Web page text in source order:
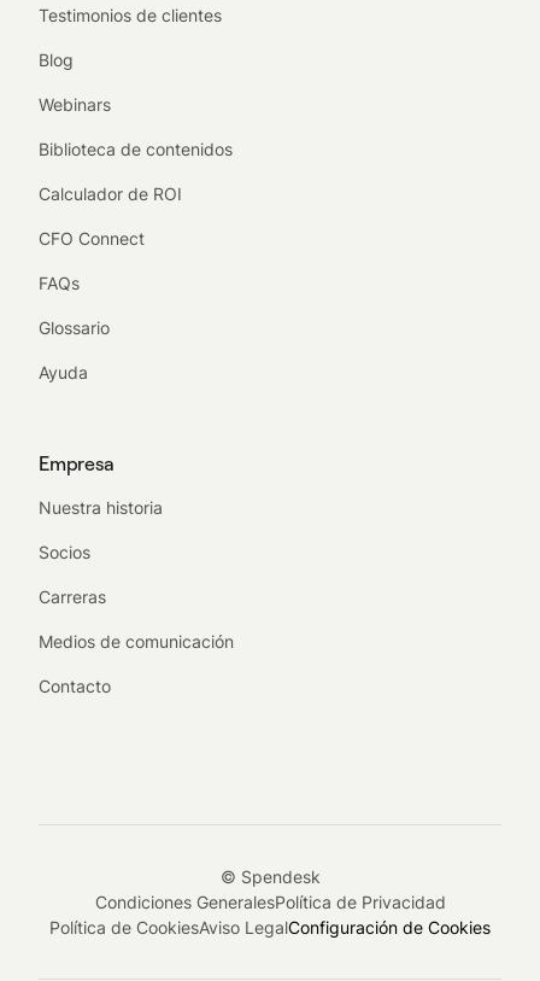
Testimonios de clientes
Blog
Webinars
Biblioteca de contenidos
Calculador de ROI
CFO Connect
FAQs
Glossario
Ayuda
Empresa
Nuestra historia
Socios
Carreras
Medios de comunicación
Contacto
© Spendesk
Condiciones GeneralesPolítica de Privacidad
Política de CookiesAviso LegalConfiguración de Cookies